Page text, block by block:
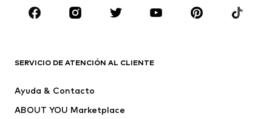
Zapatos
Deporte
Vestidos
Camisetas y tops
SERVICIO DE ATENCIÓN AL CLIENTE
Ayuda & Contacto
ABOUT YOU Marketplace